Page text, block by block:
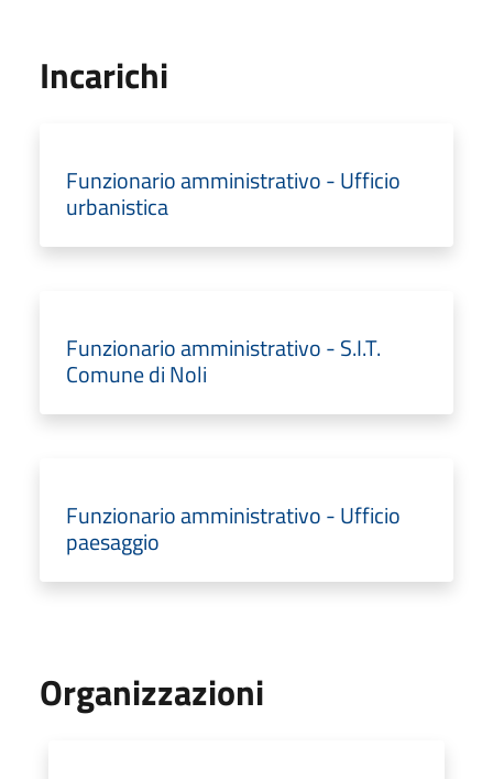
Incarichi
Funzionario amministrativo - Ufficio
urbanistica
Funzionario amministrativo - S.I.T.
Comune di Noli
Funzionario amministrativo - Ufficio
paesaggio
Organizzazioni